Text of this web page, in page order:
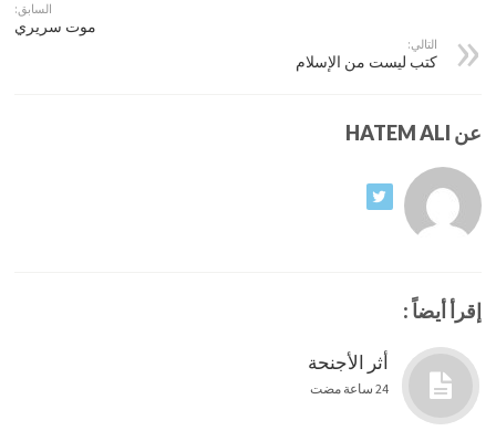
السابق:
موت سريري
التالي:
كتب ليست من الإسلام
عن HATEM ALI
إقرأ أيضاً :
أثر الأجنحة
24 ساعة مضت